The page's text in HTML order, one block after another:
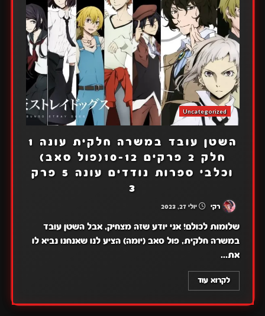
Uncategorized
השטן עובד במשרה חלקית עונה 1
חלק 2 פרקים 10-12(פול סאב)
וכלבי ספרות נודדים עונה 5 פרק
3
רקי יולי 27, 2023
שלומות לכולם! אני יודע שזה מצחיק, אבל השטן עובד
במשרה חלקית, פול סאב (יומה) הציע לנו שאנחנו נביא לו
את...
לקרוא עוד